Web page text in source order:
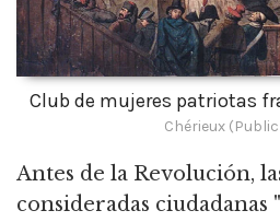
Club de mujeres patriotas
Chérieux
Antes de la Revolución,
consideradas ciudadanas